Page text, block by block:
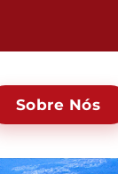
Sobre Nós